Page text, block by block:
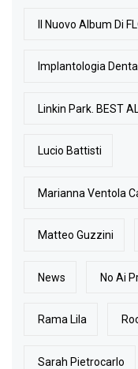
Il Nuovo Album Di
Implantologia
Linkin Park. BEST
Lucio Battisti
Marianna Ventola
Matteo Guzzini
News No Ai
Rama Lila
Sarah Pietrocarlo